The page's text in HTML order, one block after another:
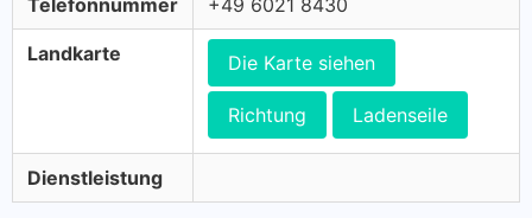
Telefonnummer +49 6021 8430
Landkarte Die Karte siehen
Richtung Ladenseile
Dienstleistung